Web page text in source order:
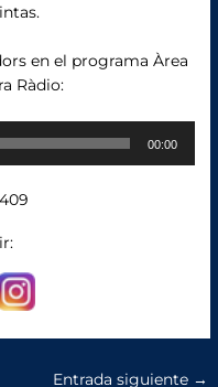
en el programa Àrea
Ràdio:
00:00
409
w
Entrada siguiente →